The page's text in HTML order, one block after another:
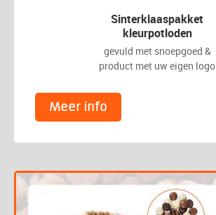
Sinterklaaspakket
kleurpotloden
gevuld met snoepgoed &
product met uw eigen logo
Meer info